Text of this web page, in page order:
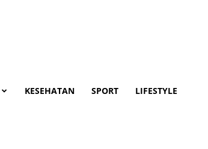
KESEHATAN SPORT LIFESTYLE